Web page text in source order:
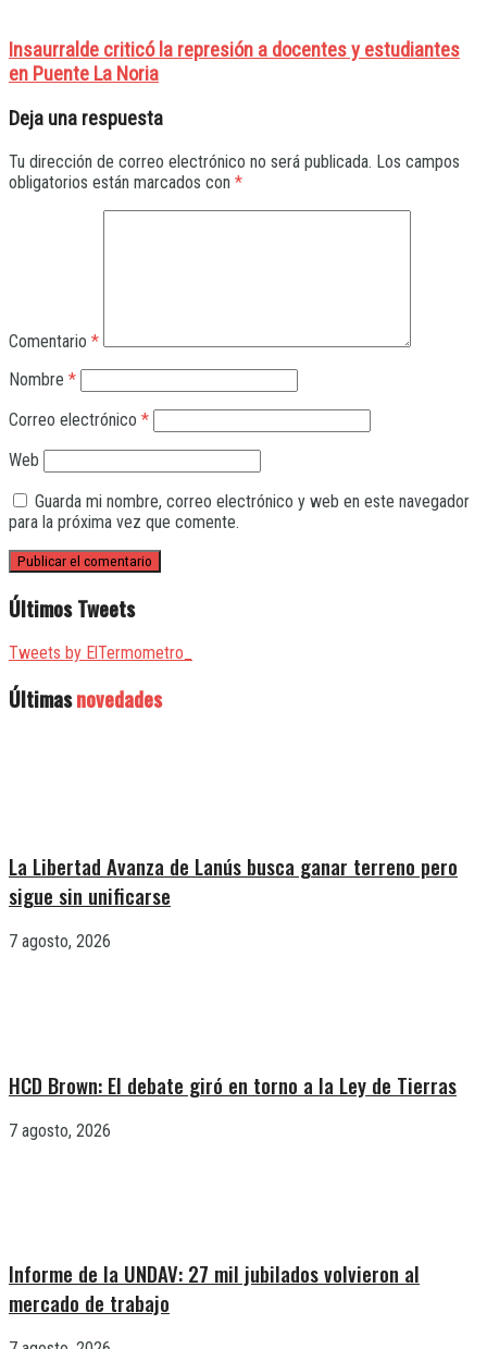
Insaurralde criticó la represión a docentes y estudiantes
en Puente La Noria
Deja una respuesta
Tu dirección de correo electrónico no será publicada. Los campos
obligatorios están marcados con *
Comentario *
Nombre *
Correo electrónico *
Web
Guarda mi nombre, correo electrónico y web en este navegador
para la próxima vez que comente.
Últimos Tweets
Tweets by ElTermometro_
Últimasnovedades
La Libertad Avanza de Lanús busca ganar terreno pero
sigue sin unificarse
7 agosto, 2026
HCD Brown: El debate giró en torno a la Ley de Tierras
7 agosto, 2026
Informe de la UNDAV: 27 mil jubilados volvieron al
mercado de trabajo